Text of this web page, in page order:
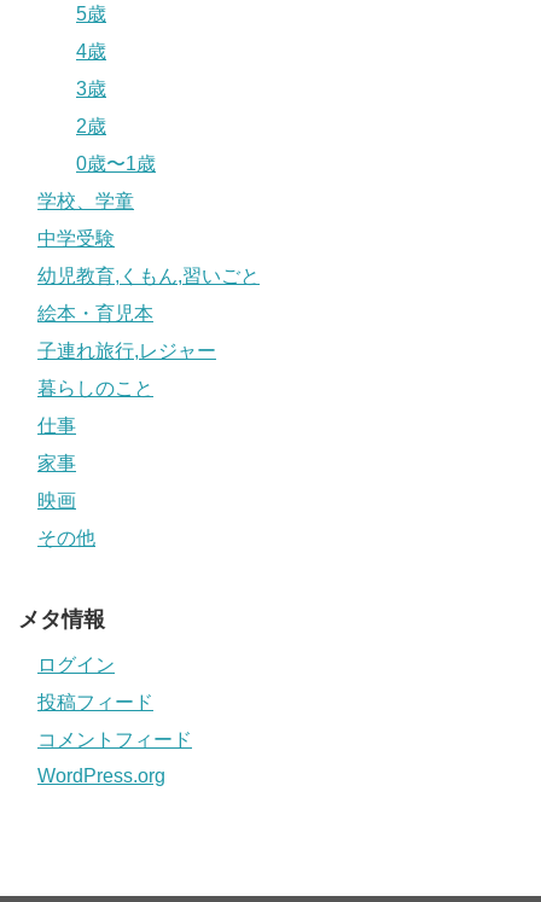
5歳
4歳
3歳
2歳
0歳〜1歳
学校、学童
中学受験
幼児教育,くもん,習いごと
絵本・育児本
子連れ旅行,レジャー
暮らしのこと
仕事
家事
映画
その他
メタ情報
ログイン
投稿フィード
コメントフィード
WordPress.org